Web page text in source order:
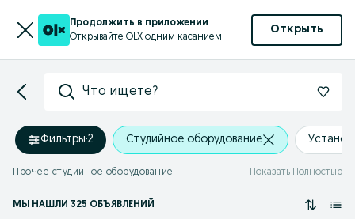
Продолжить в приложении
Открывайте OLX одним касанием
Открыть
Что ищете?
Фильтры·2 Студийное оборудование
Прочее студийное оборудование Показать Полностью
МЫ НАШЛИ 325 ОБЪЯВЛЕНИЙ